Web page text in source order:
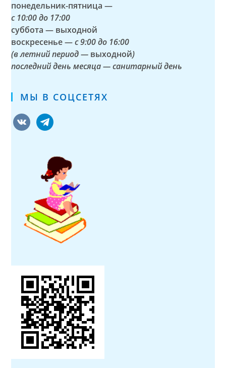
понедельник-пятница —
с 10:00 до 17:00
суббота — выходной
воскресенье —с 9:00 до 16:00
(в летний период — выходной)
последний день месяца — санитарный день
МЫ В СОЦСЕТЯХ
vkontaktetelegram